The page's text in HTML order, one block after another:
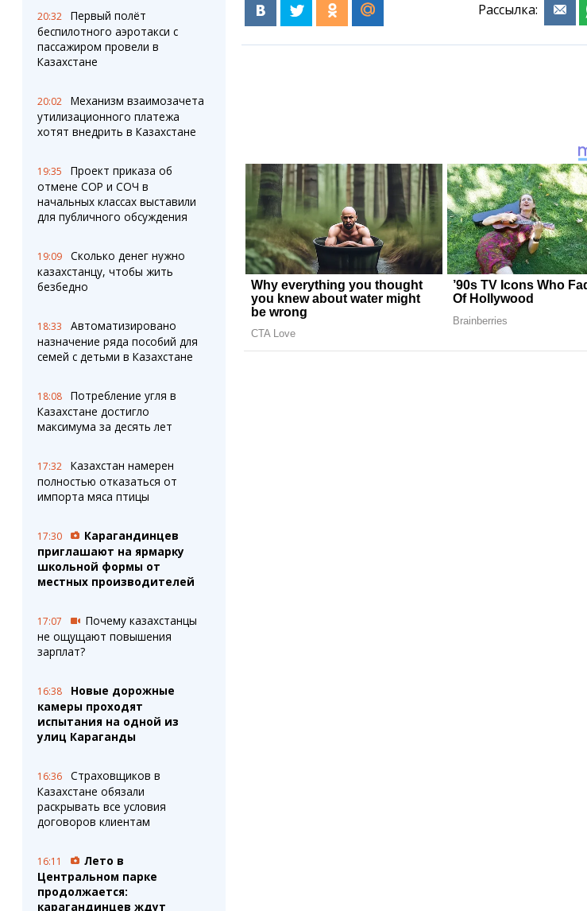
20:32
Первый полёт
беспилотного аэротакси с
пассажиром провели в
Казахстане
20:02
Механизм взаимозачета
утилизационного платежа
хотят внедрить в Казахстане
19:35
Проект приказа об
отмене СОР и СОЧ в
начальных классах выставили
для публичного обсуждения
19:09
Сколько денег нужно
казахстанцу, чтобы жить
безбедно
18:33
Автоматизировано
назначение ряда пособий для
семей с детьми в Казахстане
18:08
Потребление угля в
Казахстане достигло
максимума за десять лет
17:32
Казахстан намерен
полностью отказаться от
импорта мяса птицы
17:30
Карагандинцев
приглашают на ярмарку
школьной формы от
местных производителей
17:07
Почему казахстанцы
не ощущают повышения
зарплат?
16:38
Новые дорожные
камеры проходят
испытания на одной из
улиц Караганды
16:36
Страховщиков в
Казахстане обязали
раскрывать все условия
договоров клиентам
16:11
Лето в
Центральном парке
продолжается:
карагандинцев ждут
Рассылка: